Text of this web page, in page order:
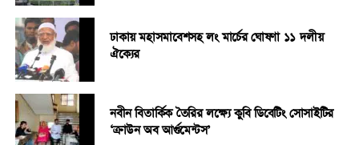
ঢাকায় মহাসমাবেশসহ লং মার্চের ঘোষণা ১১ দলীয়
ঐক্যের
নবীন বিতার্কিক তৈরির লক্ষ্যে কুবি ডিবেটিং সোসাইটির
‘ক্রাউন অব আর্গুমেন্টস’